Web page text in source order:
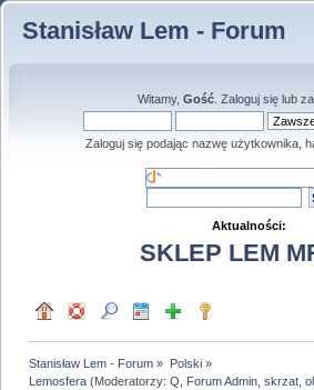
Stanisław Lem - Forum
Witamy, Gość. Zaloguj sięlub
Zaloguj się podając nazwę użytkownika,
Aktualności:
SKLEP LEM
Stanisław Lem - Forum » Polski»
Lemosfera (Moderatorzy:Q Forum Admin ,skrzat ,